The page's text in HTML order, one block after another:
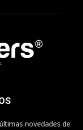
novedades de